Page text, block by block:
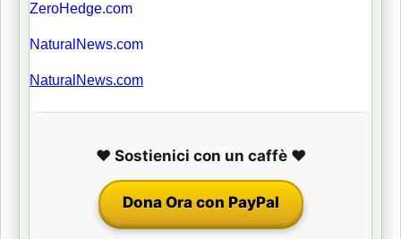
ZeroHedge.com
NaturalNews.com
NaturalNews.com
❤️ Sostienici con un caffè ❤️
Dona Ora con PayPal